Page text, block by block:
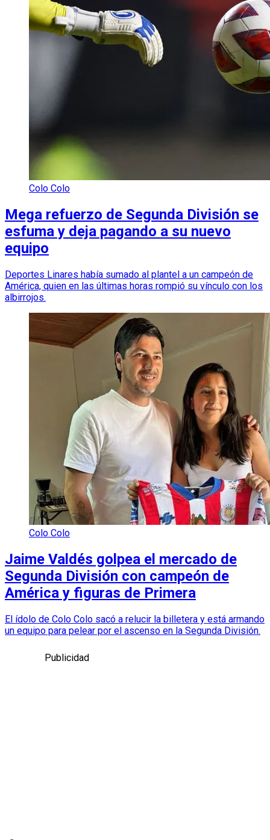
Colo Colo
Mega refuerzo de Segunda División se
esfuma y deja pagando a su nuevo
equipo
Deportes Linares había sumado al plantel a un campeón de
América, quien en las últimas horas rompió su vínculo con los
albirrojos.
Colo Colo
Jaime Valdés golpea el mercado de
Segunda División con campeón de
América y figuras de Primera
El ídolo de Colo Colo sacó a relucir la billetera y está armando
un equipo para pelear por el ascenso en la Segunda División.
Publicidad